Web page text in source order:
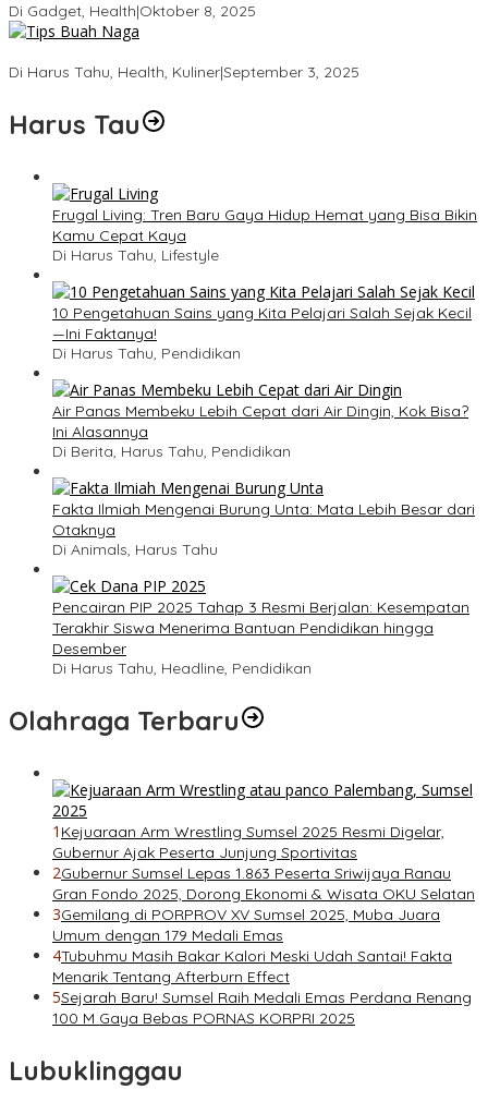
Di Gadget, Health|Oktober 8, 2025
Di Harus Tahu, Health, Kuliner|September 3, 2025
Harus Tau
Frugal Living: Tren Baru Gaya Hidup Hemat yang Bisa Bikin
Kamu Cepat Kaya
Di Harus Tahu, Lifestyle
10 Pengetahuan Sains yang Kita Pelajari Salah Sejak Kecil
—Ini Faktanya!
Di Harus Tahu, Pendidikan
Air Panas Membeku Lebih Cepat dari Air Dingin, Kok Bisa?
Ini Alasannya
Di Berita, Harus Tahu, Pendidikan
Fakta Ilmiah Mengenai Burung Unta: Mata Lebih Besar dari
Otaknya
Di Animals, Harus Tahu
Pencairan PIP 2025 Tahap 3 Resmi Berjalan: Kesempatan
Terakhir Siswa Menerima Bantuan Pendidikan hingga
Desember
Di Harus Tahu, Headline, Pendidikan
Olahraga Terbaru
1 Kejuaraan Arm Wrestling Sumsel 2025 Resmi Digelar,
Gubernur Ajak Peserta Junjung Sportivitas
2Gubernur Sumsel Lepas 1.863 Peserta Sriwijaya Ranau
Gran Fondo 2025, Dorong Ekonomi & Wisata OKU Selatan
3Gemilang di PORPROV XV Sumsel 2025, Muba Juara
Umum dengan 179 Medali Emas
4Tubuhmu Masih Bakar Kalori Meski Udah Santai! Fakta
Menarik Tentang Afterburn Effect
5Sejarah Baru! Sumsel Raih Medali Emas Perdana Renang
100 M Gaya Bebas PORNAS KORPRI 2025
Lubuklinggau